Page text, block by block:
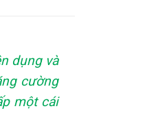
dụng và
cường
một cái